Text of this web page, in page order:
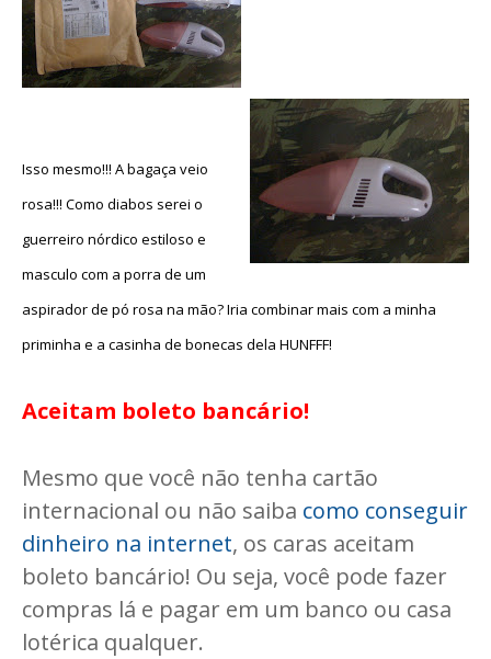
Isso mesmo!!! A bagaça veio
rosa!!! Como diabos serei o
guerreiro nórdico estiloso e
masculo com a porra de um
aspirador de pó rosa na mão? Iria combinar mais com a minha
priminha e a casinha de bonecas dela HUNFFF!
Aceitam boleto bancário!
Mesmo que você não tenha cartão
internacional ou não saiba como conseguir
dinheiro na internet, os caras aceitam
boleto bancário! Ou seja, você pode fazer
compras lá e pagar em um banco ou casa
lotérica qualquer.